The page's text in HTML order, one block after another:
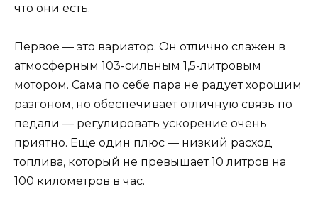
что они есть.
Первое — это вариатор. Он отлично слажен в
атмосферным 103-сильным 1,5-литровым
мотором. Сама по себе пара не радует хорошим
разгоном, но обеспечивает отличную связь по
педали — регулировать ускорение очень
приятно. Еще один плюс — низкий расход
топлива, который не превышает 10 литров на
100 километров в час.